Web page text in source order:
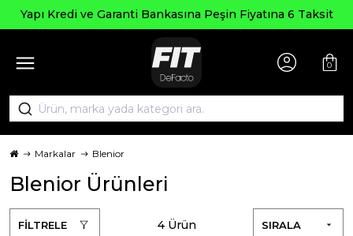
Yapı Kredi ve Garanti Bankasına Peşin Fiyatına 6 Taksit
0
Markalar Blenior
Blenior Ürünleri
FİLTRELE SIRALA
4 Ürün